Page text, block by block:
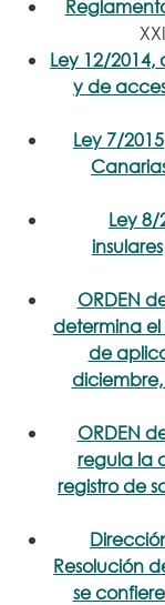
Ley 12/
y de
Ley 7/
Ley
insulares
ORDEN
determina
de
ORDEN
regula la
registro de
Resolución
se